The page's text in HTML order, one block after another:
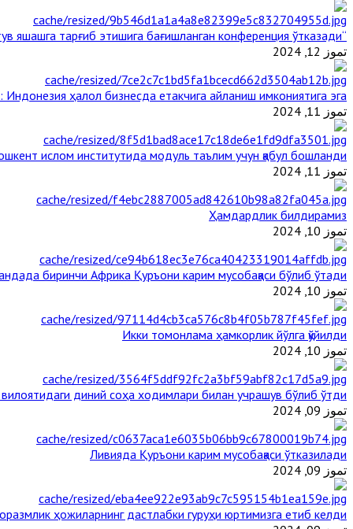
“Ал-Азҳар” Таиландда динларнинг тинч-тотув яшашга тарғиб этишига бағишланган конференция ўтказади
تموز 12, 2024
ҳалол бизнесда етакчига айланиш имкониятига эга
تموز 11, 2024
ислом институтида модуль таълим учун қабул бошланди
تموز 11, 2024
Ҳамдардлик билдирамиз
تموز 10, 2024
биринчи Aфрика Қуръони карим мусобақаси бўлиб ўтади
تموز 10, 2024
Икки томонлама ҳамкорлик йўлга қўйилди
تموز 10, 2024
диний соҳа ходимлари билан учрашув бўлиб ўтди
تموز 09, 2024
Ливияда Қуръони карим мусобақаси ўтказилади
تموز 09, 2024
ҳожиларнинг дастлабки гуруҳи юртимизга етиб келди